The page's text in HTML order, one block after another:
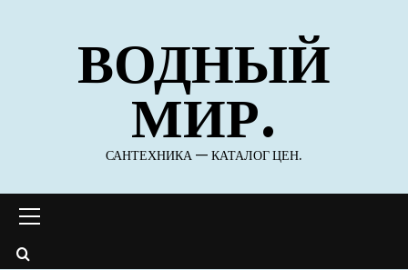
содержимомуВОДНЫЙ
МИР.
САНТЕХНИКА — КАТАЛОГ ЦЕН.
меню